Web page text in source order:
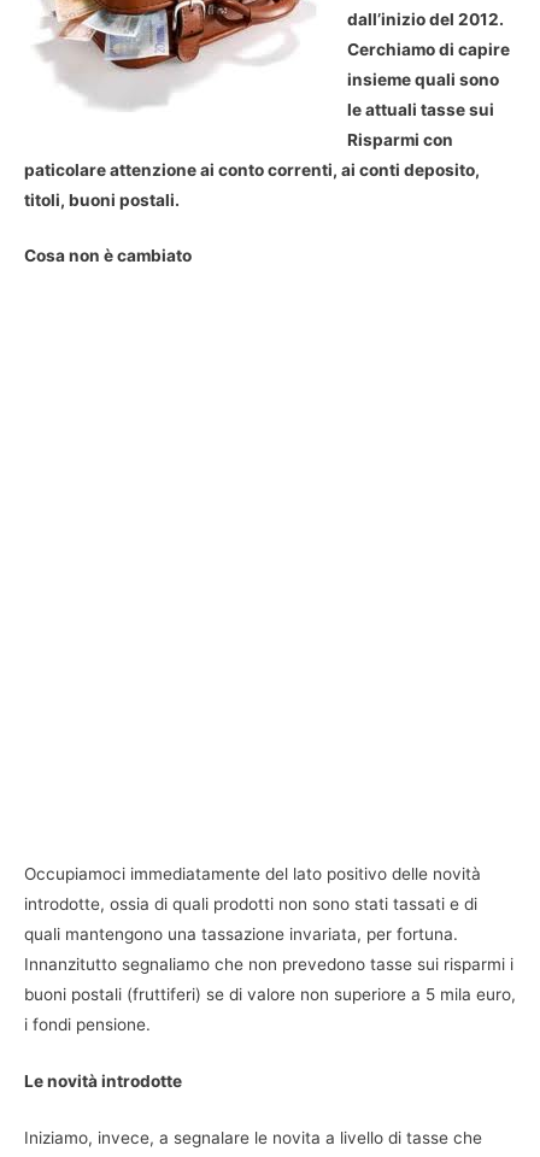
dall’inizio del 2012.
Cerchiamo di capire
insieme quali sono
le attuali tasse sui
Risparmi con
paticolare attenzione ai conto correnti, ai conti deposito,
titoli, buoni postali.
Cosa non è cambiato
Occupiamoci immediatamente del lato positivo delle novità
introdotte, ossia di quali prodotti non sono stati tassati e di
quali mantengono una tassazione invariata, per fortuna.
Innanzitutto segnaliamo che non prevedono tasse sui risparmi i
buoni postali (fruttiferi) se di valore non superiore a 5 mila euro,
i fondi pensione.
Le novità introdotte
Iniziamo, invece, a segnalare le novita a livello di tasse che